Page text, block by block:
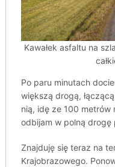
Kawałek asfaltu na
Po paru minutach
większą drogą,
nią, idę ze 100 metrów
odbijam w polną drogę
Znajduję się teraz na
Krajobrazowego.